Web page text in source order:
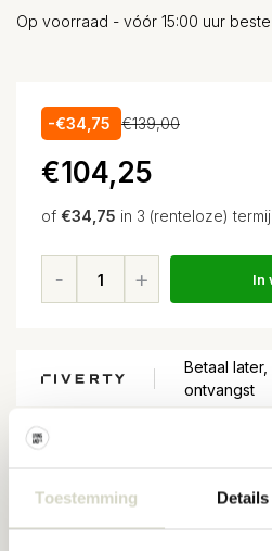
Toestemming Details
Op voorraad - vóór 15:00 uur
-€34,75 €139,00
€104,25
of €34,75 in 3 (renteloze)
In
Betaal
ontvangst
30 dagenretour
★★★★★4,5/5 sterren